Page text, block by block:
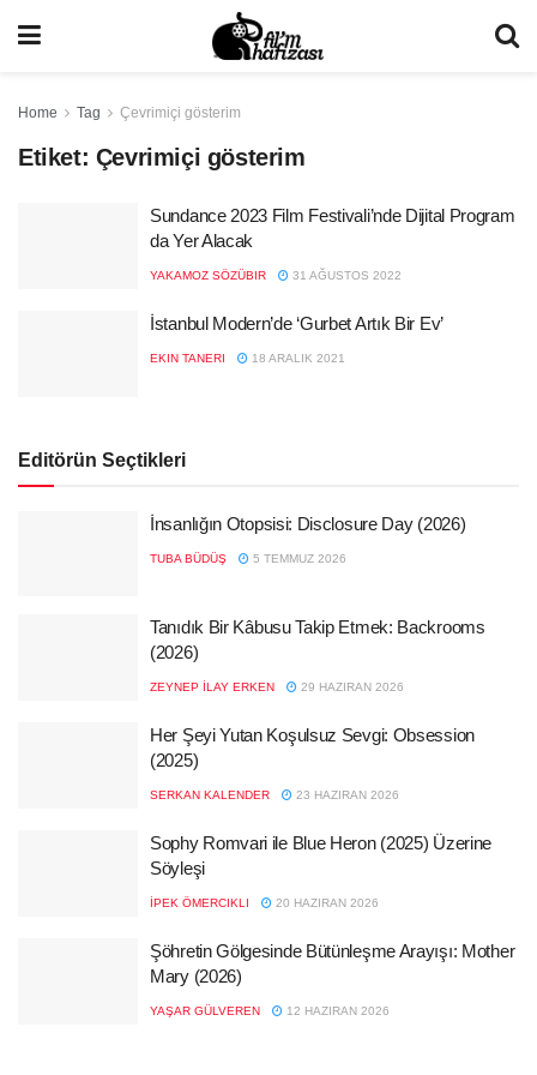
Home Tag Çevrimiçi gösterim
Etiket: Çevrimiçi gösterim
Sundance 2023 Film Festivali’nde Dijital Program
da Yer Alacak
YAKAMOZ SÖZÜBIR 31 AĞUSTOS 2022
İstanbul Modern’de ‘Gurbet Artık Bir Ev’
EKIN TANERI 18 ARALIK 2021
Editörün Seçtikleri
İnsanlığın Otopsisi: Disclosure Day (2026)
TUBA BÜDÜŞ 5 TEMMUZ 2026
Tanıdık Bir Kâbusu Takip Etmek: Backrooms
(2026)
ZEYNEP İLAY ERKEN 29 HAZIRAN 2026
Her Şeyi Yutan Koşulsuz Sevgi: Obsession
(2025)
SERKAN KALENDER 23 HAZIRAN 2026
Sophy Romvari ile Blue Heron (2025) Üzerine
Söyleşi
İPEK ÖMERCIKLI 20 HAZIRAN 2026
Şöhretin Gölgesinde Bütünleşme Arayışı: Mother
Mary (2026)
YAŞAR GÜLVEREN 12 HAZIRAN 2026